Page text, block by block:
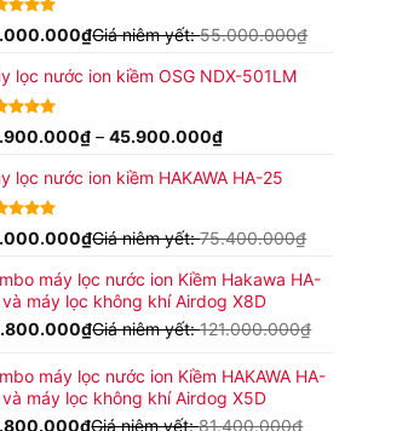
trên 5
giá
₫Giá niêm yết:55.000.000₫
lọc nước ion kiềm OSG NDX-501LM
trên 5
giá
₫ – 45.900.000₫Khoảng
từ
45.900.000₫
lọc nước ion kiềm HAKAWA HA-25
trên 5
giá
₫Giá niêm yết:75.400.000₫
máy lọc nước ion Kiềm Hakawa HA-
máy lọc không khí Airdog X8D
₫Giá niêm yết:121.000.000₫
máy lọc nước ion Kiềm HAKAWA HA-
máy lọc không khí Airdog X5D
₫Giá niêm yết:81.400.000₫